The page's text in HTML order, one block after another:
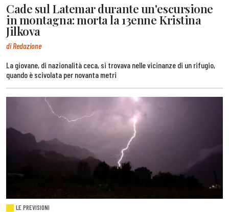
Cade sul Latemar durante un'escursione
in montagna: morta la 13enne Kristina
Jilkova
di Redazione
La giovane, di nazionalità ceca, si trovava nelle vicinanze di un rifugio,
quando è scivolata per novanta metri
LE PREVISIONI